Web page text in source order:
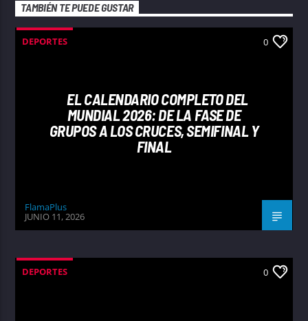
TAMBIÉN TE PUEDE GUSTAR
DEPORTES 0
EL CALENDARIO COMPLETO DEL
MUNDIAL 2026: DE LA FASE DE
GRUPOS A LOS CRUCES, SEMIFINAL Y
FINAL
FlamaPlus
JUNIO 11, 2026
DEPORTES 0